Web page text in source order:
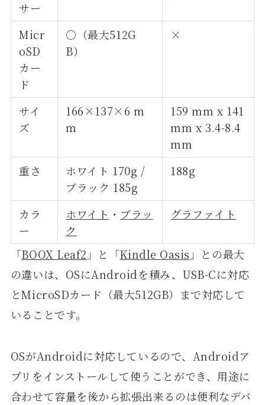
サー
Micr
oSD
カー
ド
○（最大512G
B）
×
サイ
ズ
166×137×6 m
m
159 mm x 141
mm x 3.4-8.4
mm
重さ
ホワイト 170g /
ブラック 185g
188g
カラ
ー
ホワイト ・ ブラッ
ク
グラファイト
「BOOX Leaf2 」と「Kindle Oasis 」との最大
の違いは、OSにAndroidを積み、USB-Cに対応
とMicroSDカード（最大512GB）まで対応して
いることです。
OSがAndroidに対応しているので、Androidア
プリをインストールして使うことができ、用途に
合わせて容量を後から拡張出来るのは便利なデバ